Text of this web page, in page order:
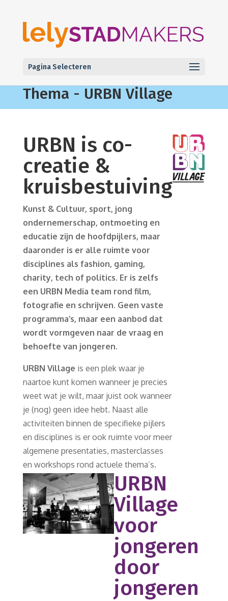
Pagina Selecteren
Thema - URBN Village
URBN is co-
creatie &
kruisbestuiving
Kunst & Cultuur, sport, jong
ondernemerschap, ontmoeting en
educatie zijn de hoofdpijlers, maar
daaronder is er alle ruimte voor
disciplines als fashion, gaming,
charity, tech of politics. Er is zelfs
een URBN Media team rond film,
fotografie en schrijven. Geen vaste
programma’s, maar een aanbod dat
wordt vormgeven naar de vraag en
behoefte van jongeren.
URBN Village is een plek waar je
naartoe kunt komen wanneer je precies
weet wat je wilt, maar juist ook wanneer
je (nog) geen idee hebt. Naast alle
activiteiten binnen de specifieke pijlers
en disciplines is er ook ruimte voor meer
algemene presentaties, masterclasses
en workshops rond actuele thema’s.
URBN
Village
voor
jongeren
door
jongeren